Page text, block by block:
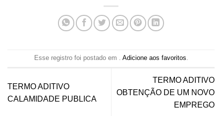
Esse registro foi postado em . Adicione aos favoritos.
TERMO ADITIVO
CALAMIDADE PUBLICA
TERMO ADITIVO
OBTENÇÃO DE UM NOVO
EMPREGO